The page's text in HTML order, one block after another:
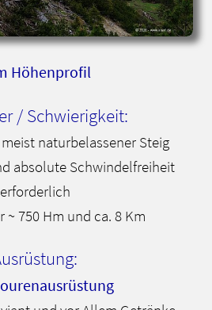
Höhenprofil
/ Schwierigkeit:
naturbelassener Steig
absolute Schwindelfreiheit
erforderlich
750 Hm und ca. 8 Km